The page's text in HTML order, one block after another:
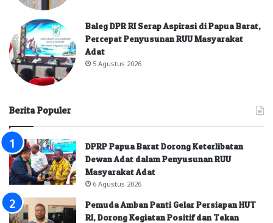
Baleg DPR RI Serap Aspirasi di Papua Barat,
Percepat Penyusunan RUU Masyarakat
Adat
5 Agustus 2026
Berita Populer
DPRP Papua Barat Dorong Keterlibatan
Dewan Adat dalam Penyusunan RUU
Masyarakat Adat
6 Agustus 2026
Pemuda Amban Panti Gelar Persiapan HUT
RI, Dorong Kegiatan Positif dan Tekan